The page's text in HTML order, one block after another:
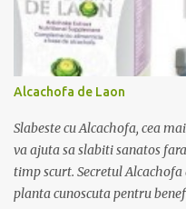
Alcachofa de Laon
Slabeste cu Alcachofa, cea
va ajuta sa slabiti sanatos
timp scurt. Secretul
planta cunoscuta pentru